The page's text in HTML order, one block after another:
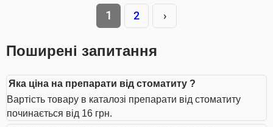
1 2 ›
Поширені запитання
Яка ціна на препарати від стоматиту ?
Вартість товару в каталозі препарати від стоматиту
починається від 16 грн.